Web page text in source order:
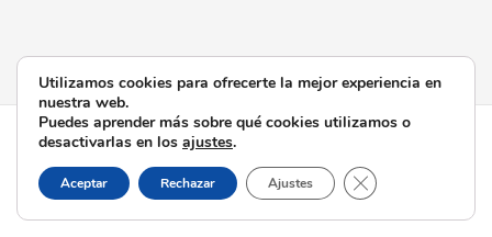
Todos los derechos © 2026 Esperanza de Triana | Funciona
gracias aTema Astra para WordPress
Utilizamos cookies para ofrecerte la mejor experiencia en
nuestra web.
Puedes aprender más sobre qué cookies utilizamos o
desactivarlas en los ajustes.
Aceptar Rechazar Ajustes Cerrar el banner